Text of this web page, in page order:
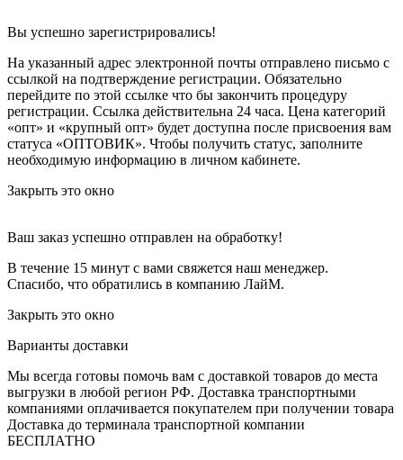
Вы успешно зарегистрировались!
На указанный адрес электронной почты отправлено письмо с
ссылкой на подтверждение регистрации. Обязательно
перейдите по этой ссылке что бы закончить процедуру
регистрации. Ссылка действительна 24 часа. Цена категорий
«опт» и «крупный опт» будет доступна после присвоения вам
статуса «ОПТОВИК». Чтобы получить статус, заполните
необходимую информацию в личном кабинете.
Закрыть это окно
Ваш заказ успешно отправлен на обработку!
В течение 15 минут с вами свяжется наш менеджер.
Спасибо, что обратились в компанию ЛайМ.
Закрыть это окно
Варианты доставки
Мы всегда готовы помочь вам с доставкой товаров до места
выгрузки в любой регион РФ. Доставка транспортными
компаниями оплачивается покупателем при получении товара
Доставка до терминала транспортной компании
БЕСПЛАТНО